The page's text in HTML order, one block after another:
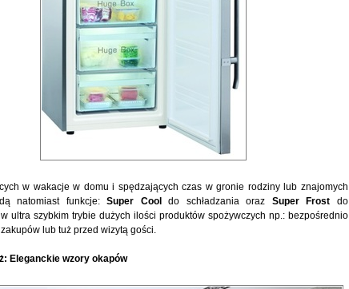
w wakacje w domu i spędzających czas w gronie rodziny lub znajomych
natomiast funkcje:Super Cool do schładzania oraz Super Frost do
ultra szybkim trybie dużych ilości produktów spożywczych np.: bezpośrednio
lub tuż przed wizytą gości.
Eleganckie wzory okapów